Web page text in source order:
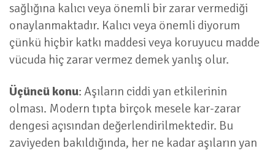
sağlığına kalıcı veya önemli bir zarar vermediği
onaylanmaktadır. Kalıcı veya önemli diyorum
çünkü hiçbir katkı maddesi veya koruyucu madde
vücuda hiç zarar vermez demek yanlış olur.
Üçüncü konu: Aşıların ciddi yan etkilerinin
olması. Modern tıpta birçok mesele kar-zarar
dengesi açısından değerlendirilmektedir. Bu
zaviyeden bakıldığında, her ne kadar aşıların yan